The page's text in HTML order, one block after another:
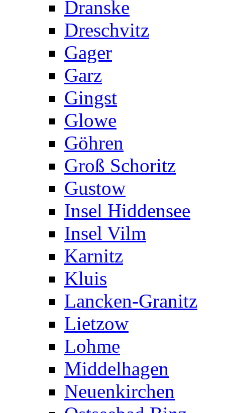
Dranske
Dreschvitz
Gager
Garz
Gingst
Glowe
Göhren
Groß Schoritz
Gustow
Insel Hiddensee
Insel Vilm
Karnitz
Kluis
Lancken-Granitz
Lietzow
Lohme
Middelhagen
Neuenkirchen